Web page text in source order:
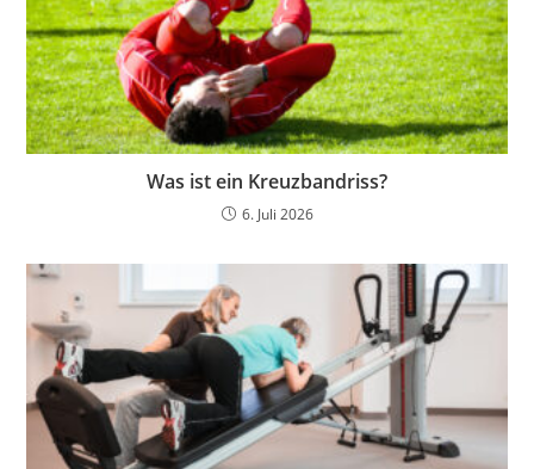
Was ist ein Kreuzbandriss?
6. Juli 2026